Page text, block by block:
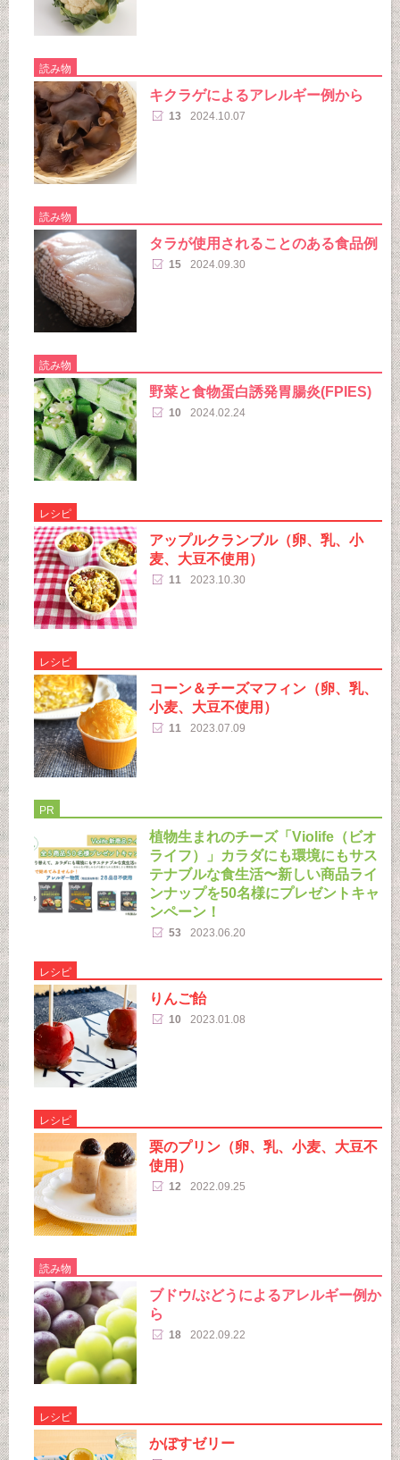
読み物
キクラゲによるアレルギー例から
13 2024.10.07
読み物
タラが使用されることのある食品例
15 2024.09.30
読み物
野菜と食物蛋白誘発胃腸炎(FPIES)
10 2024.02.24
レシピ
アップルクランブル（卵、乳、小
麦、大豆不使用）
11 2023.10.30
レシピ
コーン＆チーズマフィン（卵、乳、
小麦、大豆不使用）
11 2023.07.09
PR
植物生まれのチーズ「Violife（ビオ
ライフ）」カラダにも環境にもサス
テナブルな食生活〜新しい商品ライ
ンナップを50名様にプレゼントキャ
ンペーン！
53 2023.06.20
レシピ
りんご飴
10 2023.01.08
レシピ
栗のプリン（卵、乳、小麦、大豆不
使用）
12 2022.09.25
読み物
ブドウ/ぶどうによるアレルギー例か
ら
18 2022.09.22
レシピ
かぼすゼリー